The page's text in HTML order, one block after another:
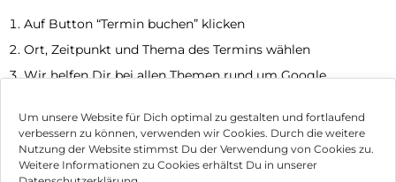
Um unsere Website für Dich optimal zu gestalten und fortlaufend
verbessern zu können, verwenden wir Cookies. Durch die weitere
Nutzung der Website stimmst Du der Verwendung von Cookies zu.
Weitere Informationen zu Cookies erhältst Du in unserer
Auf Button “Termin buchen” klicken
Ort, Zeitpunkt und Thema des Termins wählen
Wir helfen Dir bei allen Themen rund um Google
Jetzt Termin vereinbaren
Impressum